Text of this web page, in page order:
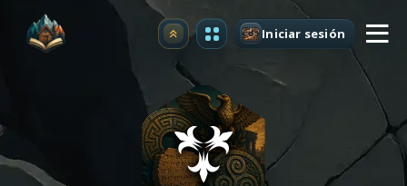
Mejorar Iniciar sesión